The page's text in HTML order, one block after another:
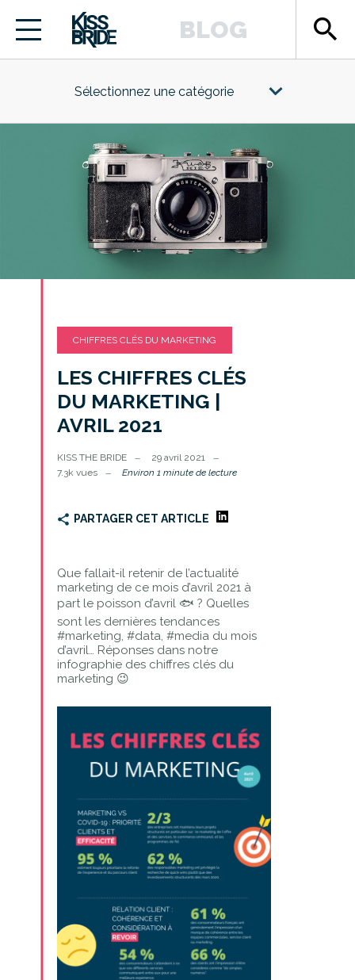
BLOG search
Sélectionnez une catégorie
CHIFFRES CLÉS DU MARKETING
LES CHIFFRES CLÉS
DU MARKETING |
AVRIL 2021
KISS THE BRIDE
29 avril 2021
7.3k vues
Environ 1 minute de lecture
PARTAGER CET ARTICLE
Que fallait-il retenir de l’actualité
marketing de ce mois d’avril 2021 à
part le poisson d’avril 🐟 ? Quelles
sont les dernières tendances
#marketing, #data, #media du mois
d’avril… Réponses dans notre
infographie des chiffres clés du
marketing 😉